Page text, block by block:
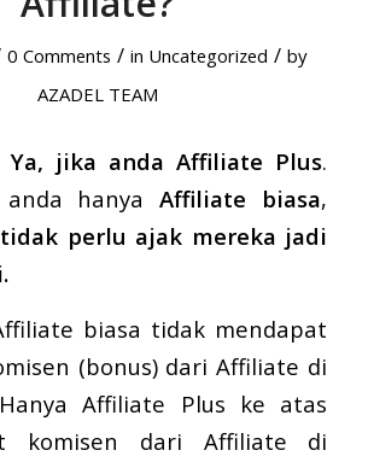
0 Comments / in Uncategorized / by
AZADEL TEAM
Ya, jika anda Affiliate Plus.
anda hanyaAffiliate biasa,
tidak perlu ajak mereka jadi
biasa tidak mendapat
(bonus) dari Affiliate di
Affiliate Plus ke atas
komisen dari Affiliate di